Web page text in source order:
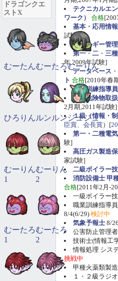
テクニカルエ
ワーク）
合格
基本・応用情
試験]
エネルギー管
第一・二 ・ 三
年,2009年試験]
データベース ・
ト 合格[2010年春
職業訓練指導
甲種危険物取
2月期,2011年試験]
１級（情報・
臣賞、会長賞）[
第一・二種電
験]
高圧ガス製造
家試験]
二級ボイラー
消防設備士 甲
合格[2011年2月-
一級ボイラー
職業訓練指導
8/4(6/29) 検討中
気象予報士 8/
公害防止管理
技術士(情報工
情報処理 シス
挑戦中
甲種火薬類製
１・２級ラジ
ドラゴンクエ
ストX
むーたんむーたろむーりん
ひろりんルンルンジュジュ
むーりん
1
むーりん
2
むーたろ
1
むーたろ
2